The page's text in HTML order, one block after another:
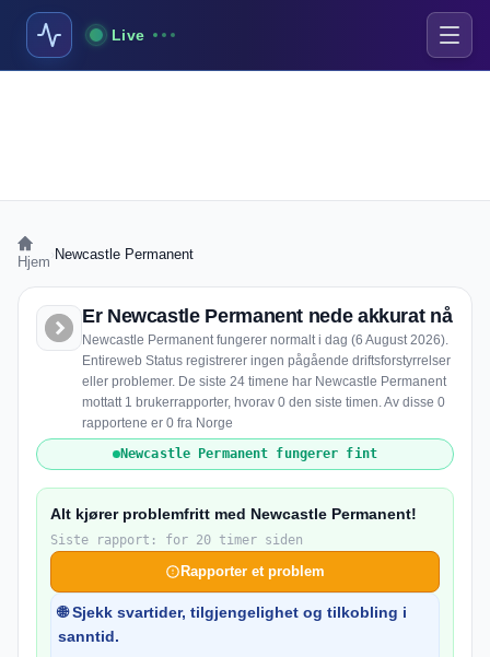
Live
Hjem Newcastle Permanent
Er Newcastle Permanent nede akkurat nå
Newcastle Permanent fungerer normalt i dag (6 August 2026).
Entireweb Status registrerer ingen pågående driftsforstyrrelser
eller problemer. De siste 24 timene har Newcastle Permanent
mottatt 1 brukerrapporter, hvorav 0 den siste timen. Av disse 0
rapportene er 0 fra Norge
Newcastle Permanent fungerer fint
Alt kjører problemfritt med Newcastle Permanent!
Siste rapport: for 20 timer siden
Rapporter et problem
🌐 Sjekk svartider, tilgjengelighet og tilkobling i
sanntid.